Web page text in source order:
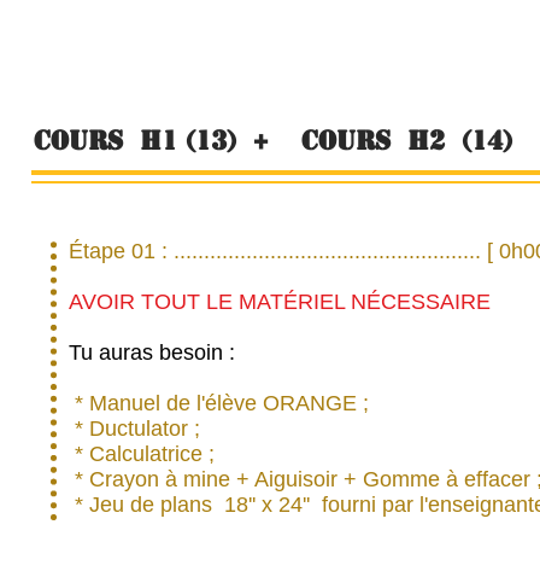
Cours h1 (13) + Cours h2 (14)
Étape 01 : ................................................... [
AVOIR TOUT LE MATÉRIEL NÉCESSAIRE
Tu auras besoin :
* Manuel de l'élève ORANGE ;
* Ductulator ;
* Calculatrice ;
* Crayon à mine + Aiguisoir + Gomme à effacer
* Jeu de plans 18'' x 24'' fourni par